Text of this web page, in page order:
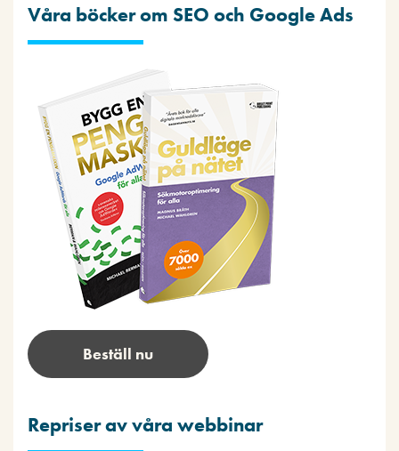
Våra böcker om SEO och Google Ads
Beställ nu
Repriser av våra webbinar